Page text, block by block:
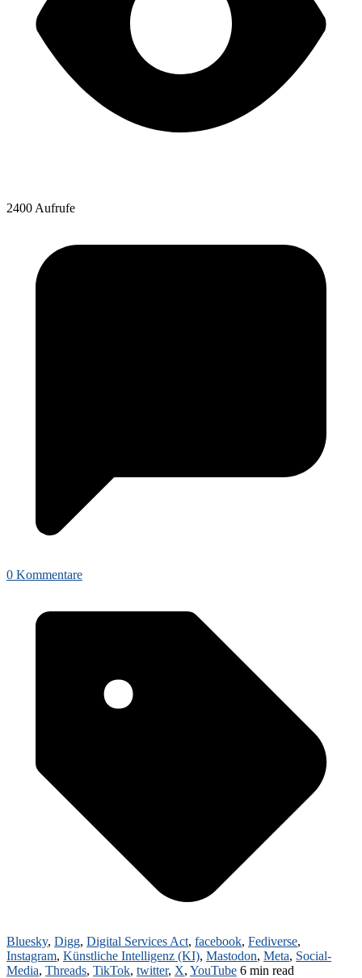
2400 Aufrufe
0 Kommentare
Bluesky, Digg, Digital Services Act, facebook, Fediverse,
Instagram, Künstliche Intelligenz (KI), Mastodon, Meta, Social-
Media, Threads, TikTok, twitter, X, YouTube 6 min read